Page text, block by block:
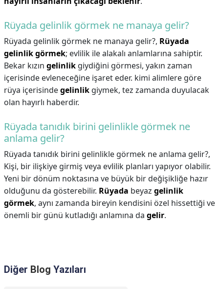
Rüyada gelinlik görmek ne manaya gelir?
Rüyada gelinlik görmek ne manaya gelir?, Rüyada
gelinlik görmek; evlilik ile alakalı anlamlarına sahiptir.
Bekar kızın gelinlik giydiğini görmesi, yakın zaman
içerisinde evleneceğine işaret eder. kimi alimlere göre
rüya içerisindegelinlik giymek, tez zamanda duyulacak
olan hayırlı haberdir.
Rüyada tanıdık birini gelinlikle görmek ne
anlama gelir?
Rüyada tanıdık birini gelinlikle görmek ne anlama gelir?,
Kişi, bir ilişkiye girmiş veya evlilik planları yapıyor olabilir.
Yeni bir dönüm noktasına ve büyük bir değişikliğe hazır
olduğunu da gösterebilir. Rüyada beyaz gelinlik
görmek, aynı zamanda bireyin kendisini özel hissettiği ve
önemli bir günü kutladığı anlamına da gelir.
Diğer Blog Yazıları